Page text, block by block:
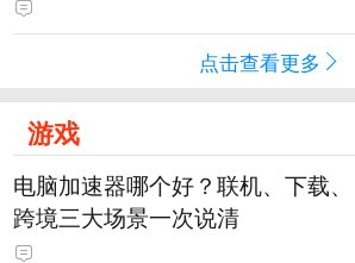
点击查看更多
游戏
电脑加速器哪个好？联机、下载、
跨境三大场景一次说清